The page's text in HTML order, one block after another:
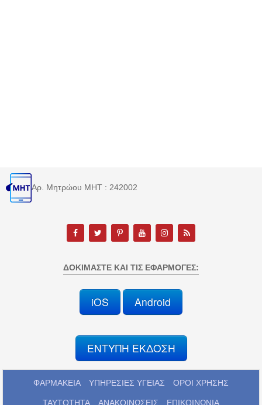
Αρ. Μητρώου MHT : 242002
ΔΟΚΙΜΆΣΤΕ ΚΑΙ ΤΙΣ ΕΦΑΡΜΟΓΈΣ:
iOS Android
ΕΝΤΥΠΗ ΕΚΔΟΣΗ
ΦΑΡΜΑΚΕΙΑ ΥΠΗΡΕΣΙΕΣ ΥΓΕΙΑΣ ΟΡΟΙ ΧΡΗΣΗΣ
ΤΑΥΤΟΤΗΤΑ ΑΝΑΚΟΙΝΩΣΕΙΣ ΕΠΙΚΟΙΝΩΝΙΑ